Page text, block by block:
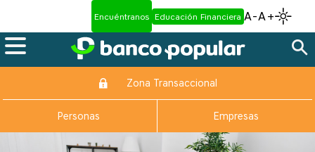
Encuéntranos Educación Financiera A-A+
Zona Transaccional
Personas Empresas